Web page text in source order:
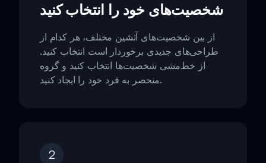
شخصیت‌های خود را انتخاب کنید
از بین شخصیت‌های آتشین مختلف، هر کدام از
طراحی‌های جدیدی برخوردار است انتخاب کنید.
از خط‌مشی شخصیت‌ها انتخاب کنید و گروه
منحصر به فرد خود را ایجاد کنید.
2